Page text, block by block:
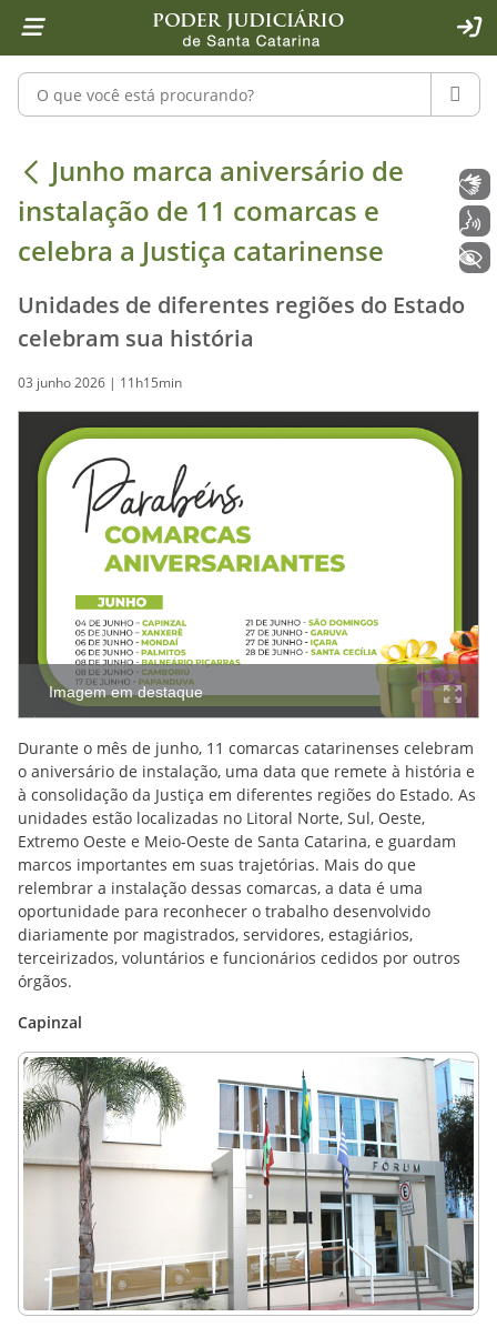
1 Ir para o conteúdo
2 Ir para a ferramenta de acessibilidade - Rybená
4 Ir para o menu principal
5 Ir para a pesquisa
6 Ir para o rodapé
7 Ir para a página inicial
Pesquisar no portal
Junho marca aniversário de
Junho marca aniversário de
instalação de 11 comarcas e
celebra a Justiça catarinense
Unidades de diferentes regiões do Estado
celebram sua história
03 junho 2026 | 11h15min
Imagem em destaque
Durante o mês de junho, 11 comarcas catarinenses celebram
o aniversário de instalação, uma data que remete à história e
à consolidação da Justiça em diferentes regiões do Estado. As
unidades estão localizadas no Litoral Norte, Sul, Oeste,
Extremo Oeste e Meio-Oeste de Santa Catarina, e guardam
marcos importantes em suas trajetórias. Mais do que
relembrar a instalação dessas comarcas, a data é uma
oportunidade para reconhecer o trabalho desenvolvido
diariamente por magistrados, servidores, estagiários,
terceirizados, voluntários e funcionários cedidos por outros
órgãos.
Capinzal
Libras
+ Acessibilidade